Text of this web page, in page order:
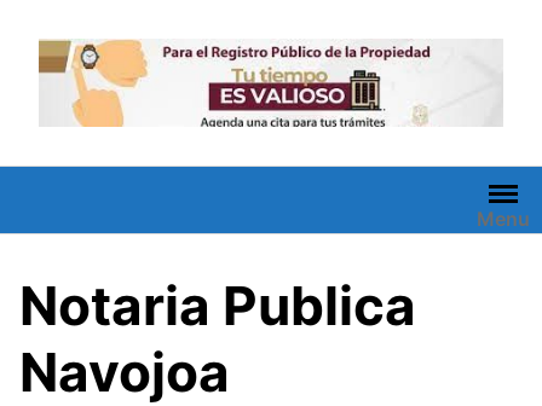
contenido
Menu
Notaria Publica
Navojoa